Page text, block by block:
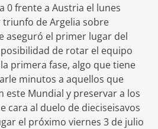
0 frente a Austria el lunes
de Argelia sobre
aseguró el primer lugar del
de rotar el equipo
primera fase, algo que tiene
minutos a aquellos que
este Mundial y preservar a los
cara al duelo de dieciseisavos
el próximo viernes 3 de julio